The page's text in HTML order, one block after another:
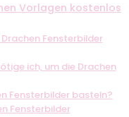
Vorlagen kostenlos
Fensterbilder
ich, um die Drachen
Fensterbilder basteln?
Fensterbilder